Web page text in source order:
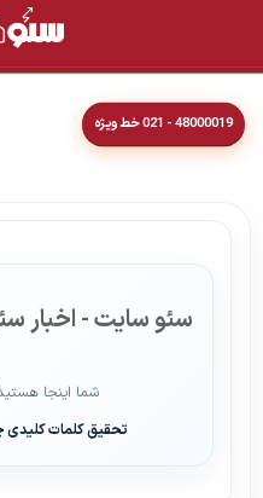
48000019 - 021 خط ویژه
سئو سایت - اخبار
شما اینجا
تحقیق کلمات کلیدی